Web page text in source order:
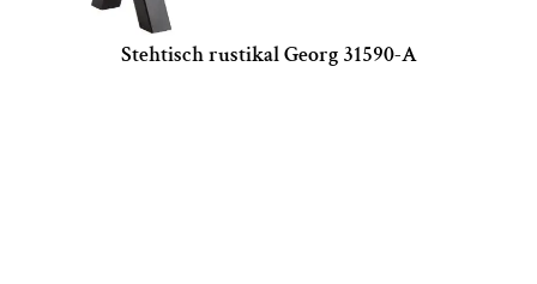
Stehtisch rustikal Georg 31590-A